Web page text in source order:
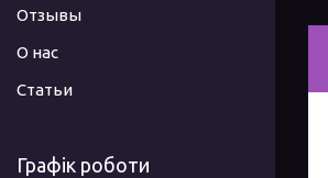
Отзывы
О нас
Статьи
Графік роботи